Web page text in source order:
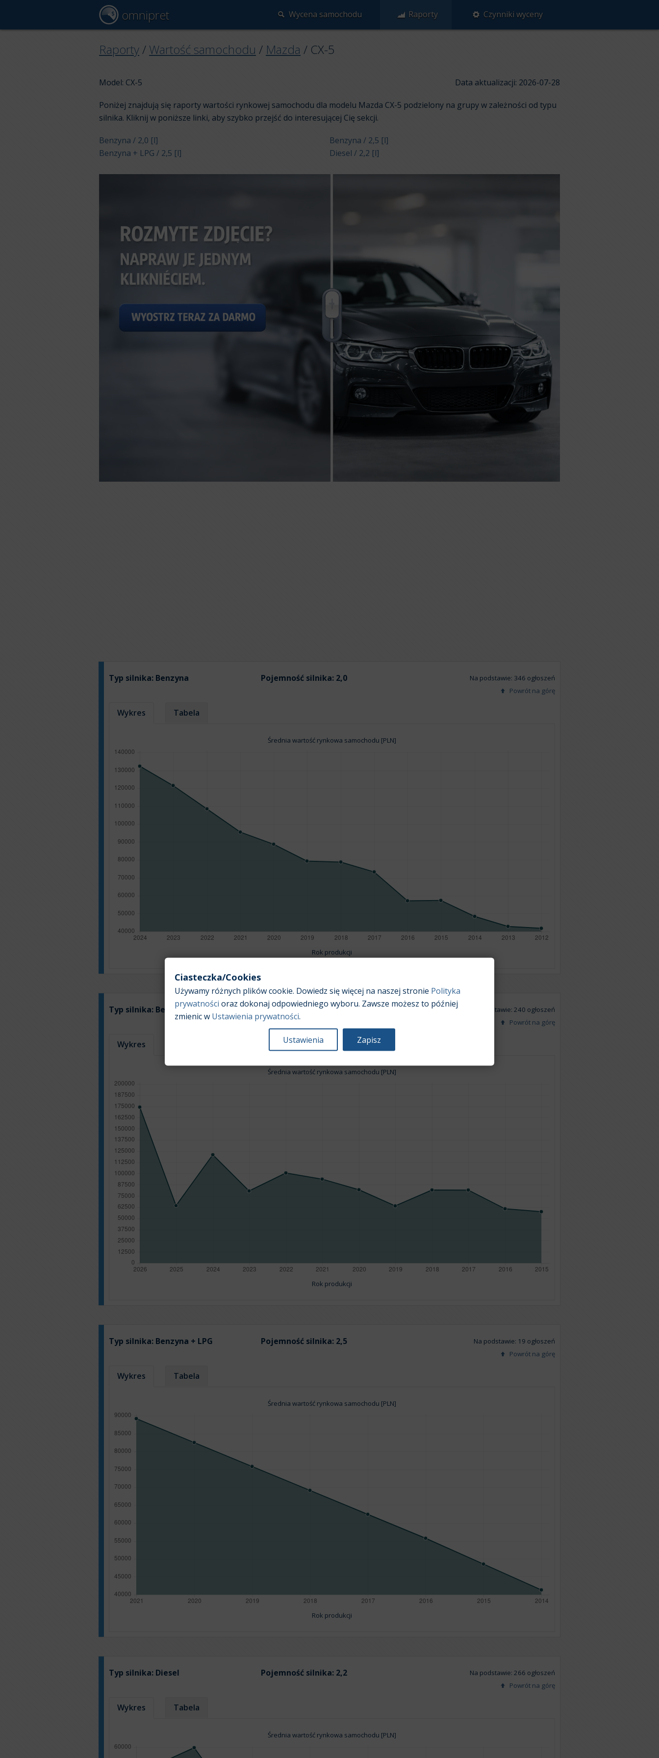
omnipret Wycena samochodu Raporty Czynniki wyceny
Raporty / Wartość samochodu / Mazda / CX-5
Model: CX-5 Data aktualizacji: 2026-07-28
Poniżej znajdują się raporty wartości rynkowej samochodu dla modelu Mazda CX-5 podzielony na grupy w zależności od typu
silnika. Kliknij w poniższe linki, aby szybko przejść do interesującej Cię sekcji.
Benzyna / 2,0 [l]
Benzyna / 2,5 [l]
Benzyna + LPG / 2,5 [l]
Diesel / 2,2 [l]
Typ silnika: Benzyna Pojemność silnika: 2,0
Na podstawie: 346 ogłoszeń
Powrót na górę
Wykres Tabela
Średnia wartość rynkowa samochodu [PLN]
Rok produkcji
Typ silnika: Benzyna Pojemność silnika:2,5
Na podstawie: 240 ogłoszeń
Powrót na górę
Wykres
Średnia wartość rynkowa samochodu [PLN]
Rok produkcji
Typ silnika: Benzyna + LPG Pojemność silnika: 2,5
Na podstawie: 19 ogłoszeń
Powrót na górę
Wykres Tabela
Średnia wartość rynkowa samochodu [PLN]
Rok produkcji
Typ silnika: Diesel Pojemność silnika: 2,2
Na podstawie: 266 ogłoszeń
Powrót na górę
Wykres Tabela
Średnia wartość rynkowa samochodu [PLN]
Ciasteczka/Cookies
Używamy różnych plików cookie. Dowiedz się więcej na naszej stronie Polityka
prywatności oraz dokonaj odpowiedniego wyboru. Zawsze możesz to później
zmienic w Ustawienia prywatności.
Ustawienia Zapisz